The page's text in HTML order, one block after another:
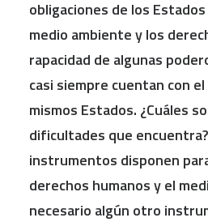
obligaciones de los
medio ambiente y los
rapacidad de algunas
casi siempre cuentan con
mismos Estados. ¿Cuáles
dificultades que
instrumentos disponen
derechos humanos y el
necesario algún otro